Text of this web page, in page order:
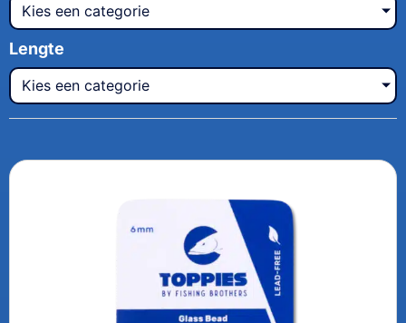
Kies een categorie
Lengte
Kies een categorie